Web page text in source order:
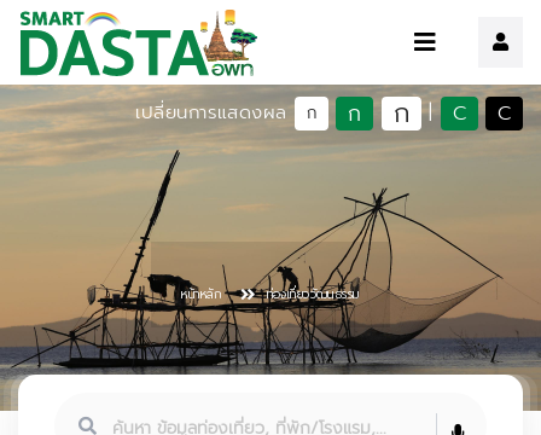
เปลี่ยนการแสดงผล ก ก ก | C C
หน้าหลัก ท่องเที่ยววัฒนธรรม